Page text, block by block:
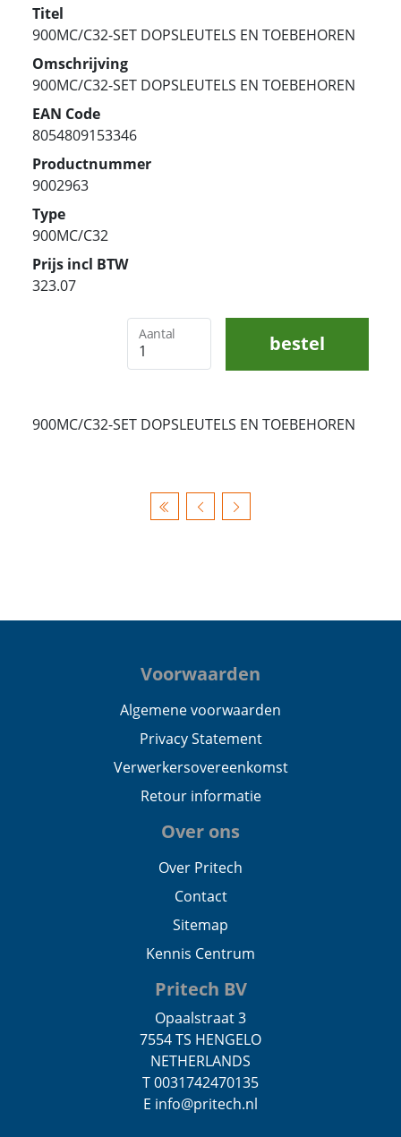
Titel
900MC/C32-SET DOPSLEUTELS EN TOEBEHOREN
Omschrijving
900MC/C32-SET DOPSLEUTELS EN TOEBEHOREN
EAN Code
8054809153346
Productnummer
9002963
Type
900MC/C32
Prijs incl BTW
323.07
Aantal bestel
900MC/C32-SET DOPSLEUTELS EN TOEBEHOREN
Voorwaarden
Algemene voorwaarden
Privacy Statement
Verwerkersovereenkomst
Retour informatie
Over ons
Over Pritech
Contact
Sitemap
Kennis Centrum
Pritech BV
Opaalstraat 3
7554 TS HENGELO
NETHERLANDS
T 0031742470135
E info@pritech.nl